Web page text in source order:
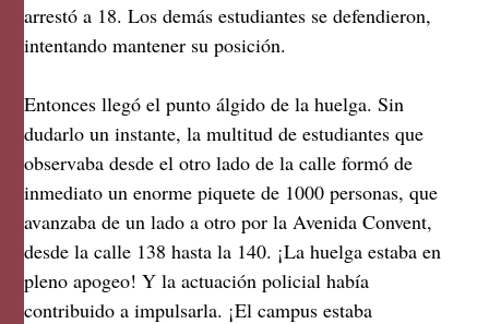
arrestó a 18. Los demás estudiantes se defendieron,
intentando mantener su posición.
Entonces llegó el punto álgido de la huelga. Sin
dudarlo un instante, la multitud de estudiantes que
observaba desde el otro lado de la calle formó de
inmediato un enorme piquete de 1000 personas, que
avanzaba de un lado a otro por la Avenida Convent,
desde la calle 138 hasta la 140. ¡La huelga estaba en
pleno apogeo! Y la actuación policial había
contribuido a impulsarla. ¡El campus estaba